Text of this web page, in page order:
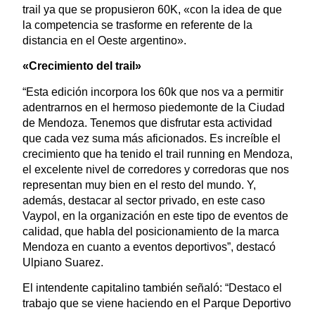
trail ya que se propusieron 60K, «con la idea de que
la competencia se trasforme en referente de la
distancia en el Oeste argentino».
«Crecimiento del trail»
“Esta edición incorpora los 60k que nos va a permitir
adentrarnos en el hermoso piedemonte de la Ciudad
de Mendoza. Tenemos que disfrutar esta actividad
que cada vez suma más aficionados. Es increíble el
crecimiento que ha tenido el trail running en Mendoza,
el excelente nivel de corredores y corredoras que nos
representan muy bien en el resto del mundo. Y,
además, destacar al sector privado, en este caso
Vaypol, en la organización en este tipo de eventos de
calidad, que habla del posicionamiento de la marca
Mendoza en cuanto a eventos deportivos”, destacó
Ulpiano Suarez.
El intendente capitalino también señaló: “Destaco el
trabajo que se viene haciendo en el Parque Deportivo